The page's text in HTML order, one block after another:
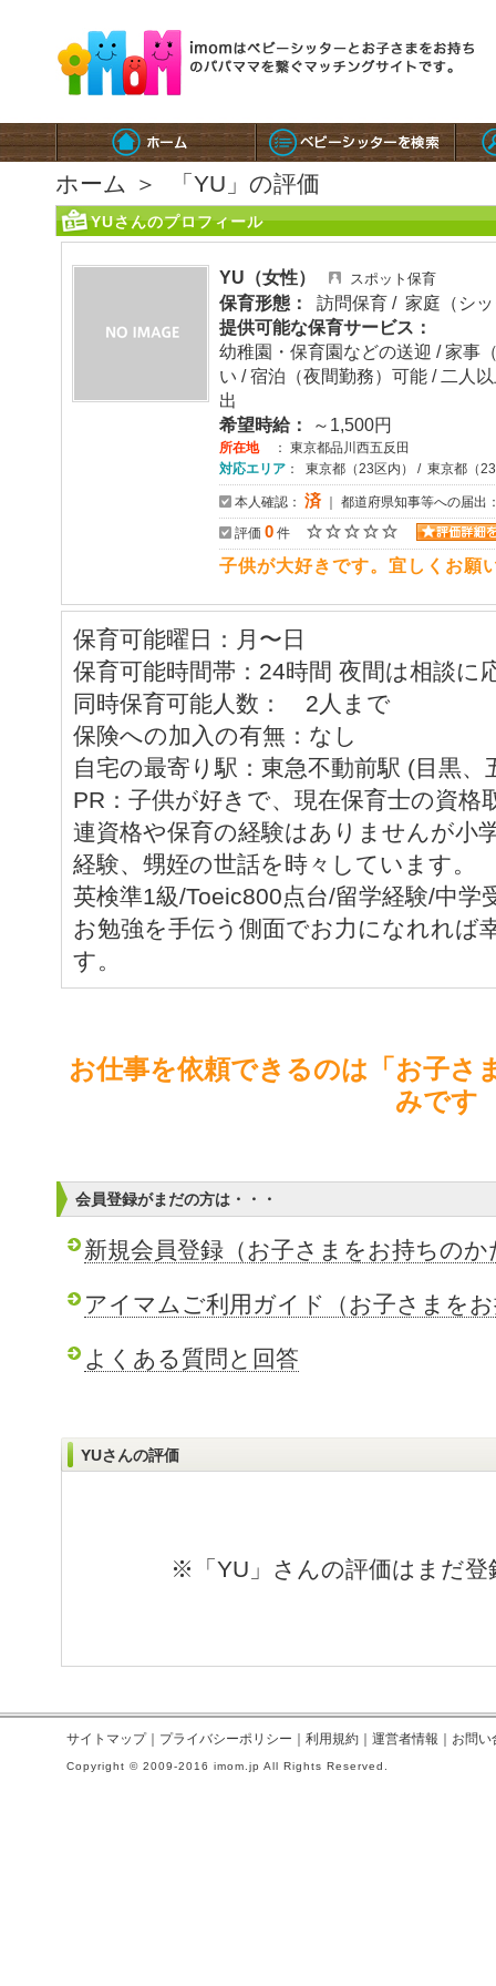
ホーム ＞ 「YU」の評価
YUさんのプロフィール
YU（女性） スポット保育
保育形態：
訪問保育 / 家庭（シ
提供可能な保育サービス：
幼稚園・保育園などの送迎 / 家事
い / 宿泊（夜間勤務）可能 / 二人
出
希望時給：
～1,500円
所在地
： 東京都品川西五反田
対応エリア ： 東京都（23区内） / 東京都（
本人確認： 済｜ 都道府県知事等への届出
評価 0 件
子供が大好きです。宜しくお願
保育可能曜日：月〜日
保育可能時間帯：24時間 夜間は相談に
同時保育可能人数： 2人まで
保険への加入の有無：なし
自宅の最寄り駅：東急不動前駅 (目黒、
PR：子供が好きで、現在保育士の資格
連資格や保育の経験はありませんが小
経験、甥姪の世話を時々しています。
英検準1級/Toeic800点台/留学経験/中
お勉強を手伝う側面でお力になれれば
す。
お仕事を依頼できるのは「お子さ
みです
会員登録がまだの方は・・・
新規会員登録（お子さまをお持ちのか
アイマムご利用ガイド（お子さまを
よくある質問と回答
YUさんの評価
※「YU」さんの評価はまだ
サイトマップ｜ プライバシーポリシー 利用規約 運営者情報 お問い
Copyright © 2009-2016 imom.jp All Rights Reserved.